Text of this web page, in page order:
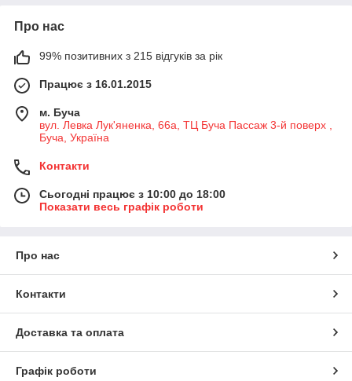
Про нас
99% позитивних з 215 відгуків за рік
Працює з 16.01.2015
м. Буча
вул. Левка Лук'яненка, 66а, ТЦ Буча Пассаж 3-й поверх ,
Буча, Україна
Контакти
Сьогодні працює з 10:00 до 18:00
Показати весь графік роботи
Про нас
Контакти
Доставка та оплата
Графік роботи